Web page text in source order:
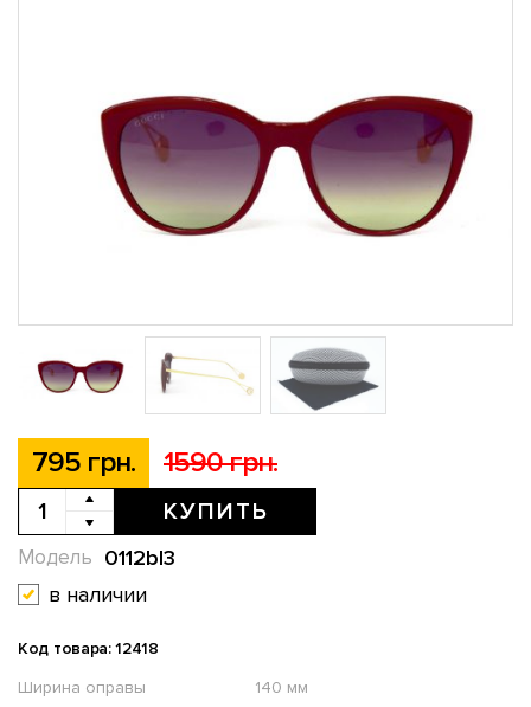
795 грн. 1590 грн.
КУПИТЬ
0112bl3
Модель
в наличии
Код товара: 12418
Ширина оправы
140 мм